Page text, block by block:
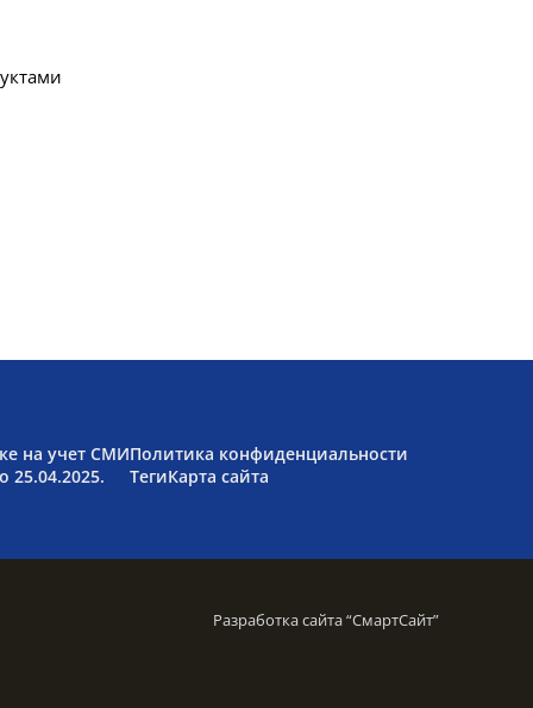
на учет СМИ
25.04.2025.
Политика конфиденциальности
ТегиКарта сайта
Разработка сайта “СмартСайт”